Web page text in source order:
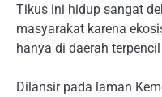
Tikus ini hidup sangat
masyarakat karena
hanya di daerah
Dilansir pada laman